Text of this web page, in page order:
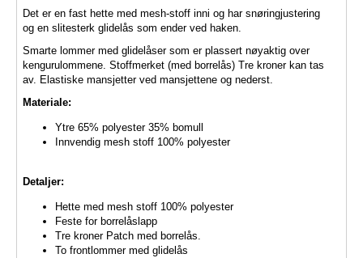
Det er en fast hette med mesh-stoff inni og har snøringjustering
og en slitesterk glidelås som ender ved haken.
Smarte lommer med glidelåser som er plassert nøyaktig over
kengurulommene. Stoffmerket (med borrelås) Tre kroner kan tas
av. Elastiske mansjetter ved mansjettene og nederst.
Materiale:
Ytre 65% polyester 35% bomull
Innvendig mesh stoff 100% polyester
Detaljer:
Hette med mesh stoff 100% polyester
Feste for borrelåslapp
Tre kroner Patch med borrelås.
To frontlommer med glidelås